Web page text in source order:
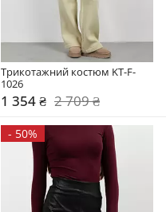
Трикотажний костюм KT-F-
1026
1 354 ₴ 2 709 ₴
- 50%